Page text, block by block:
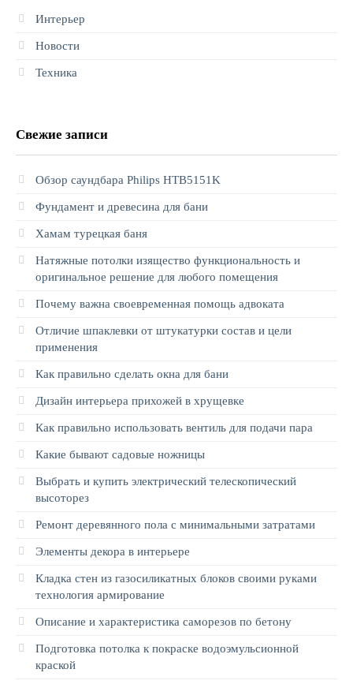
Интерьер
Новости
Техника
Свежие записи
Обзор саундбара Philips HTB5151K
Фундамент и древесина для бани
Хамам турецкая баня
Натяжные потолки изящество функциональность и
оригинальное решение для любого помещения
Почему важна своевременная помощь адвоката
Отличие шпаклевки от штукатурки состав и цели
применения
Как правильно сделать окна для бани
Дизайн интерьера прихожей в хрущевке
Как правильно использовать вентиль для подачи пара
Какие бывают садовые ножницы
Выбрать и купить электрический телескопический
высоторез
Ремонт деревянного пола с минимальными затратами
Элементы декора в интерьере
Кладка стен из газосиликатных блоков своими руками
технология армирование
Описание и характеристика саморезов по бетону
Подготовка потолка к покраске водоэмульсионной
краской